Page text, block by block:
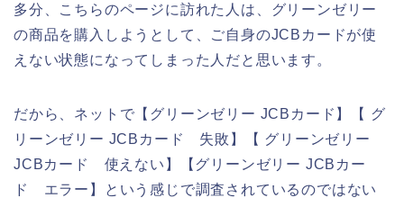
多分、こちらのページに訪れた人は、グリーンゼリー
の商品を購入しようとして、ご自身のJCBカードが使
えない状態になってしまった人だと思います。
だから、ネットで【グリーンゼリー JCBカード】【 グ
リーンゼリー JCBカード 失敗】【 グリーンゼリー
JCBカード 使えない】【グリーンゼリー JCBカー
ド エラー】という感じで調査されているのではない